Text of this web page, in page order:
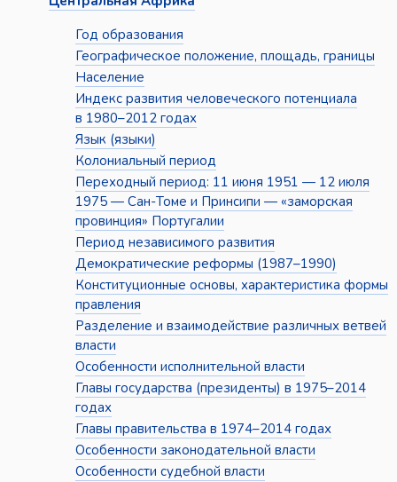
Год образования
Географическое положение, площадь, границы
Население
Индекс развития человеческого потенциала
в 1980–2012 годах
Язык (языки)
Колониальный период
Переходный период: 11 июня 1951 — 12 июля
1975 — Сан-Томе и Принсипи — «заморская
провинция» Португалии
Период независимого развития
Демократические реформы (1987–1990)
Конституционные основы, характеристика формы
правления
Разделение и взаимодействие различных ветвей
власти
Особенности исполнительной власти
Главы государства (президенты) в 1975–2014
годах
Главы правительства в 1974–2014 годах
Особенности законодательной власти
Особенности судебной власти